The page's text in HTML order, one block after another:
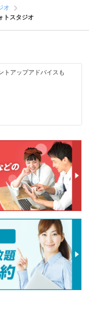
オ
トスタジオ
トアップアドバイスも